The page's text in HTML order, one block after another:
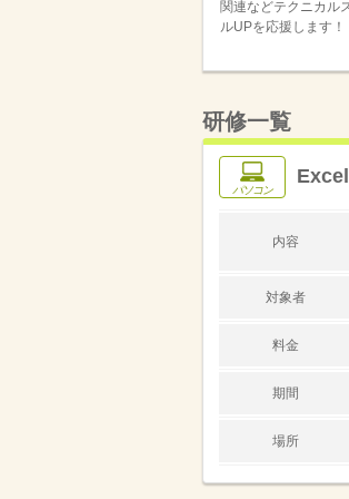
関連などテクニカル
ルUPを応援します！
研修一覧
パソコン
内容
対象者
料金
期間
場所